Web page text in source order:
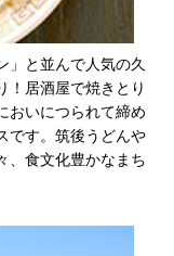
」と並んで人気の久
！居酒屋で焼きとり
おいにつられて締め
です。筑後うどんや
、食文化豊かなまち